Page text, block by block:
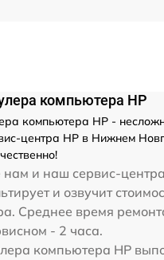
компьютера HP
компьютера HP -
центра HP в Нижнем
нам и наш сервис-центра
и озвучит
Среднее время
- 2 часа.
компьютера HP